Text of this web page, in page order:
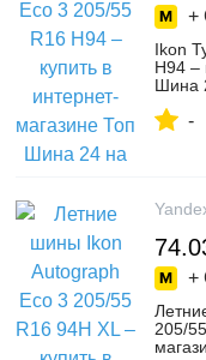
+
Ikon
H94 –
Шина
-
+
205/